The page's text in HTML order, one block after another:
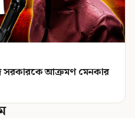
সরকারকে আক্রমণ মেনকার